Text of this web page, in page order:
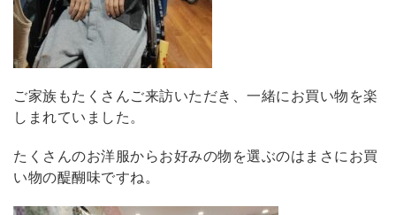
ご家族もたくさんご来訪いただき、一緒にお買い物を楽
しまれていました。
たくさんのお洋服からお好みの物を選ぶのはまさにお買
い物の醍醐味ですね。